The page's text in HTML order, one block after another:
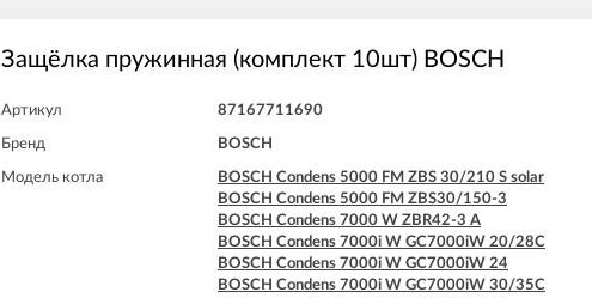
Защёлка пружинная (комплект 10шт) BOSCH
Артикул 87167711690
Бренд BOSCH
Модель котла
BOSCH Condens 5000 FM ZBS 30/210 S solar
BOSCH Condens 5000 FM ZBS30/150-3
BOSCH Condens 7000 W ZBR42-3 A
BOSCH Condens 7000i W GC7000iW 20/28C
BOSCH Condens 7000i W GC7000iW 24
BOSCH Condens 7000i W GC7000iW 30/35C